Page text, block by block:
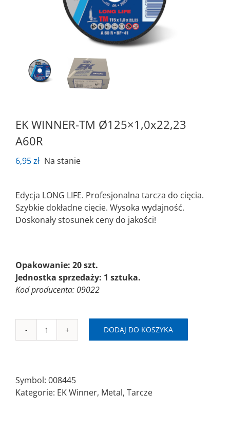
EK WINNER-TM Ø125×1,0x22,23
A60R
6,95zł Na stanie
Edycja LONG LIFE. Profesjonalna tarcza do cięcia.
Szybkie dokładne cięcie. Wysoka wydajność.
Doskonały stosunek ceny do jakości!
Opakowanie: 20 szt.
Jednostka sprzedaży: 1 sztuka.
Kod producenta: 09022
ilość
Ø125x1,0x22,23
A60R
DODAJ DO KOSZYKA
Symbol: 008445
Kategorie: EK Winner, Metal, Tarcze